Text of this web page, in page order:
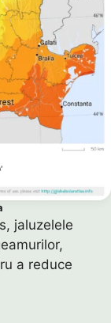
jaluzelele
a reduce